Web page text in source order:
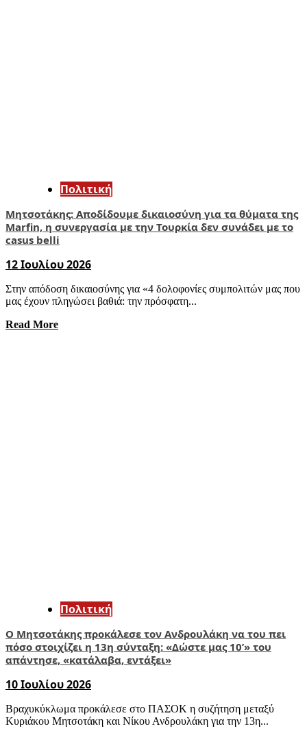
Πολιτική
Μητσοτάκης: Αποδίδουμε δικαιοσύνη για τα θύματα της
Marfin, η συνεργασία με την Τουρκία δεν συνάδει με το
casus belli
12 Ιουλίου 2026
Στην απόδοση δικαιοσύνης για «4 δολοφονίες συμπολιτών μας που
μας έχουν πληγώσει βαθιά: την πρόσφατη...
Read More
Πολιτική
Ο Μητσοτάκης προκάλεσε τον Ανδρουλάκη να του πει
πόσο στοιχίζει η 13η σύνταξη: «Δώστε μας 10’» του
απάντησε, «κατάλαβα, εντάξει»
10 Ιουλίου 2026
Βραχυκύκλωμα προκάλεσε στο ΠΑΣΟΚ η συζήτηση μεταξύ
Κυριάκου Μητσοτάκη και Νίκου Ανδρουλάκη για την 13η...